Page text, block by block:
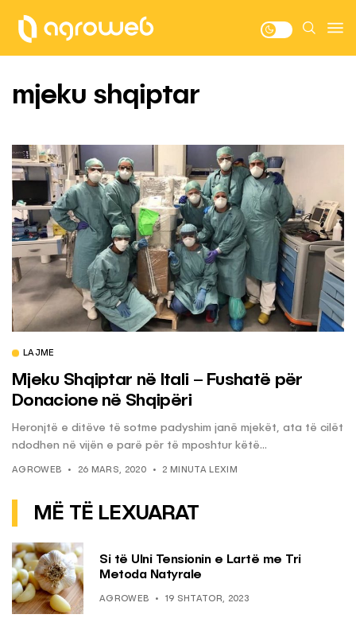
mjeku shqiptar
LAJME
Mjeku Shqiptar në Itali – Fushatë për
Donacione në Shqipëri
Heronjtë e ditëve të sotme padyshim janë mjekët, ata të cilët
ndodhen në vijën e parë për të mposhtur këtë...
AGROWEB 26 MARS, 2020 2 MINUTA LEXIM
MË TË LEXUARAT
Si të Ulni Tensionin e Lartë me Tri
Metoda Natyrale
AGROWEB 19 SHTATOR, 2023